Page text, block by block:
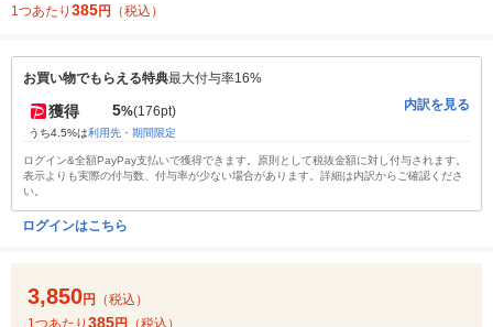
1つあたり 385円 （税込）
お買い物でもらえる特典最大付与率16%
獲得 5%(176pt)
うち4.5%は利用先・期間限定
内訳を見る
ログイン&全額PayPay支払いで獲得できます。原則として税抜金額に対し付与されます。
表示よりも実際の付与数、付与率が少ない場合があります。詳細は内訳からご確認くださ
い。
ログインはこちら
3,850円
（税込）
385